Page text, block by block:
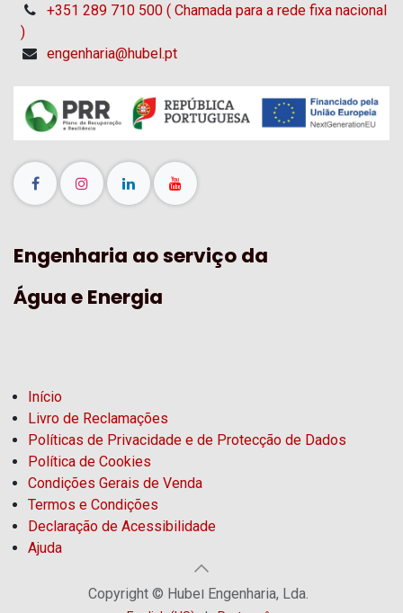
+351 289 710 500 ( Chamada para a rede fixa nacional
)
engenharia@hubel.pt
Engenharia ao serviço da
Água e Energia
Início
Livro de Reclamações
Políticas de Privacidade e de Protecção de Dados
Política de Cookies
Condições Gerais de Venda
Termos e Condições
Declaração de Acessibilidade
Ajuda
Copyright © Hubel Engenharia, Lda.